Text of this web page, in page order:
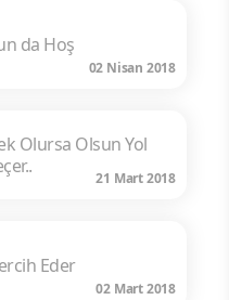
da Hoş
02 Nisan 2018
Olursa Olsun Yol
21 Mart 2018
Eder
02 Mart 2018